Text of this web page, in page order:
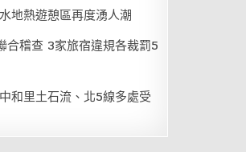
地熱遊憩區再度湧人潮
合稽查 3家旅宿違規各裁罰5
和里土石流、北5線多處受